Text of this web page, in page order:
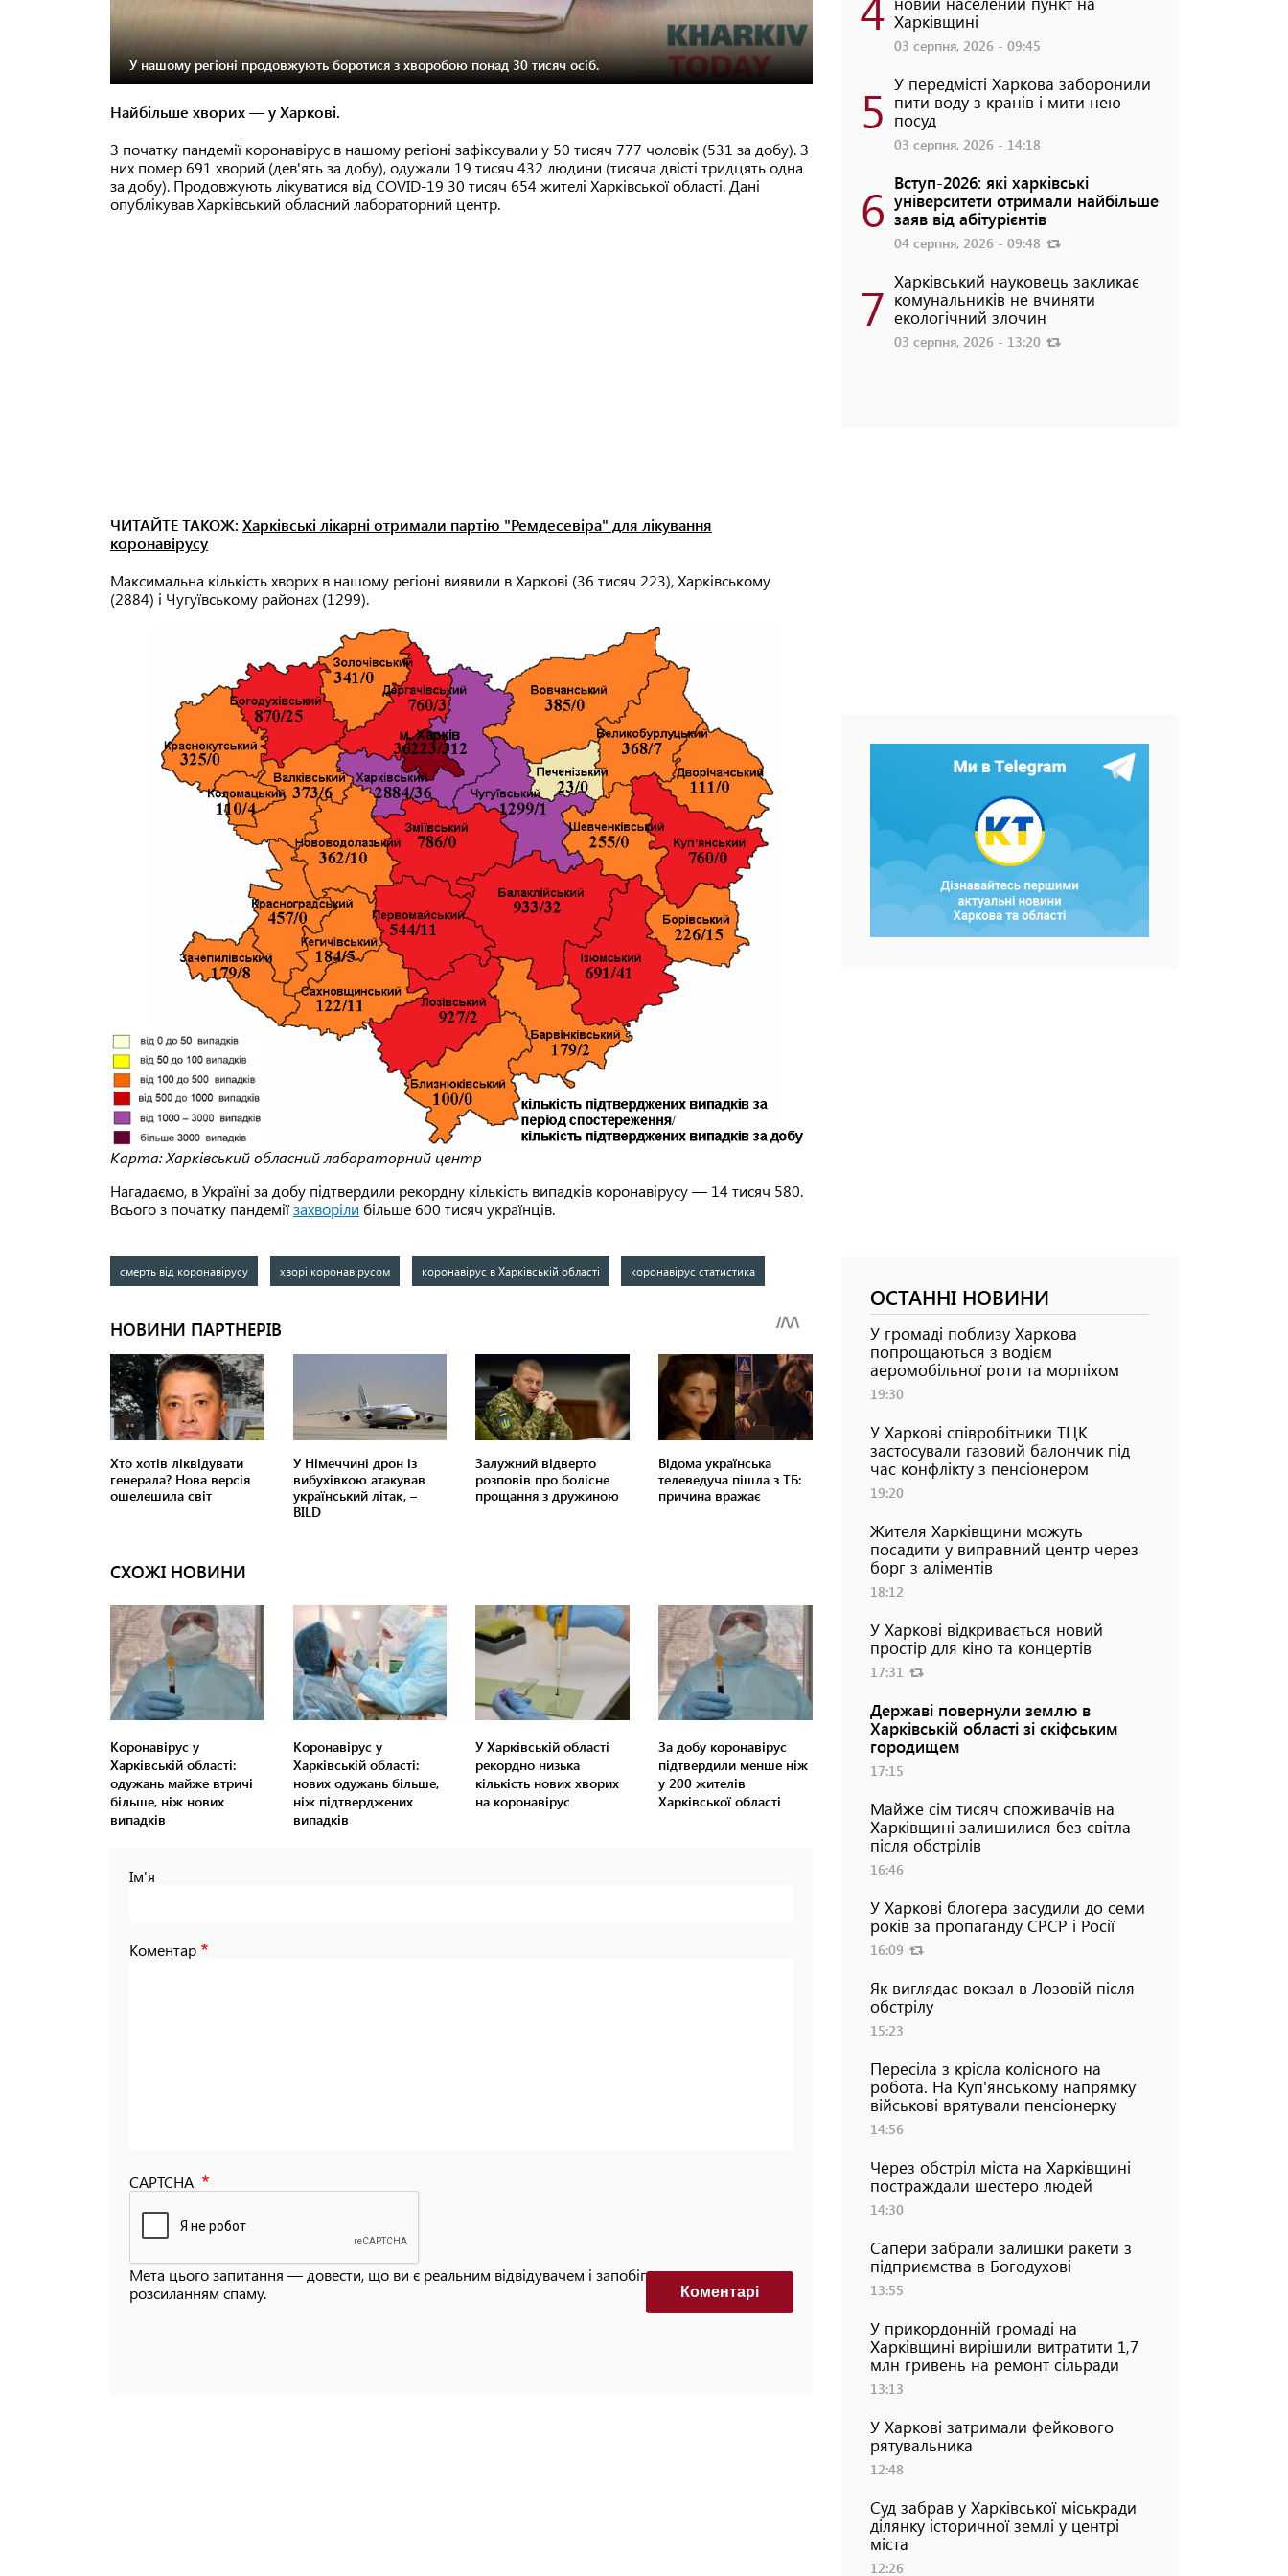
У нашому регіоні продовжують боротися з хворобою понад 30 тисяч осіб.
Найбільше хворих — у Харкові.
З початку пандемії коронавірус в нашому регіоні зафіксували у 50 тисяч 777 чоловік (531 за добу). З
них помер 691 хворий (дев'ять за добу), одужали 19 тисяч 432 людини (тисяча двісті тридцять одна
за добу). Продовжують лікуватися від COVID-19 30 тисяч 654 жителі Харківської області. Дані
опублікував Харківський обласний лабораторний центр.
ЧИТАЙТЕ ТАКОЖ: Харківські лікарні отримали партію "Ремдесевіра" для лікування
коронавірусу
Максимальна кількість хворих в нашому регіоні виявили в Харкові (36 тисяч 223), Харківському
(2884) і Чугуївському районах (1299).
Карта: Харківський обласний лабораторний центр
Нагадаємо, в Україні за добу підтвердили рекордну кількість випадків коронавірусу — 14 тисяч 580.
Всього з початку пандеміїзахворіли більше 600 тисяч українців.
смерть від коронавірусу хворі коронавірусом коронавірус в Харківській області коронавірус статистика
СХОЖІ НОВИНИ
Коронавірус у
Харківській області:
одужань майже втричі
більше, ніж нових
випадків
Коронавірус у
Харківській області:
нових одужань більше,
ніж підтверджених
випадків
У Харківській області
рекордно низька
кількість нових хворих
на коронавірус
За добу коронавірус
підтвердили менше ніж
у 200 жителів
Харківської області
Ім'я
Коментар
CAPTCHA
Мета цього запитання — довести, що ви є реальним відвідувачем і запобігти автоматизованим
розсиланням спаму.
Коментарi
Харківщині
03 серпня, 2026 - 09:45
5 У передмісті Харкова заборонили
пити воду з кранів і мити нею
посуд
03 серпня, 2026 - 14:18
6 Вступ-2026: які харківські
університети отримали найбільше
заяв від абітурієнтів
04 серпня, 2026 - 09:48
7 Харківський науковець закликає
комунальників не вчиняти
екологічний злочин
03 серпня, 2026 - 13:20
ОСТАННІ НОВИНИ
У громаді поблизу Харкова
попрощаються з водієм
аеромобільної роти та морпіхом
19:30
У Харкові співробітники ТЦК
застосували газовий балончик під
час конфлікту з пенсіонером
19:20
Жителя Харківщини можуть
посадити у виправний центр через
борг з аліментів
18:12
У Харкові відкривається новий
простір для кіно та концертів
17:31
Державі повернули землю в
Харківській області зі скіфським
городищем
17:15
Майже сім тисяч споживачів на
Харківщині залишилися без світла
після обстрілів
16:46
У Харкові блогера засудили до семи
років за пропаганду СРСР і Росії
16:09
Як виглядає вокзал в Лозовій після
обстрілу
15:23
Пересіла з крісла колісного на
робота. На Куп'янському напрямку
військові врятували пенсіонерку
14:56
Через обстріл міста на Харківщині
постраждали шестеро людей
14:30
Сапери забрали залишки ракети з
підприємства в Богодухові
13:55
У прикордонній громаді на
Харківщині вирішили витратити 1,7
млн гривень на ремонт сільради
13:13
У Харкові затримали фейкового
рятувальника
12:48
Суд забрав у Харківської міськради
ділянку історичної землі у центрі
міста
12:26